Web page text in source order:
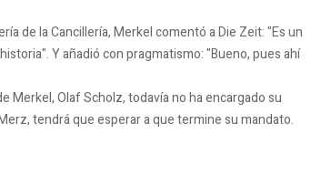
de la Cancillería, Merkel comentó a Die Zeit: "Es un
Y añadió con pragmatismo: "Bueno, pues ahí
Merkel, Olaf Scholz, todavía no ha encargado su
tendrá que esperar a que termine su mandato.